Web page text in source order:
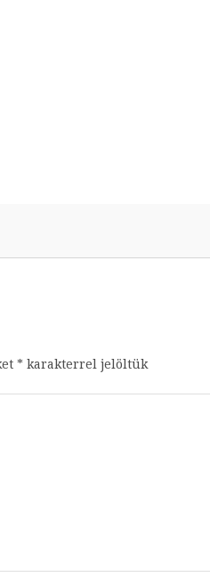
* karakterrel jelöltük